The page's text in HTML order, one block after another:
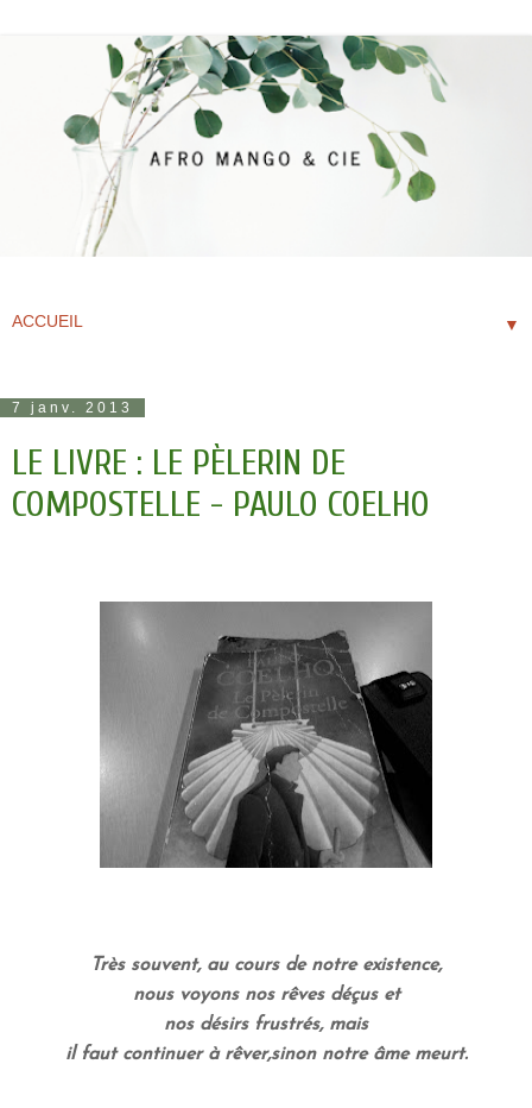
▼
7 janv. 2013
LE LIVRE : LE PÈLERIN DE
COMPOSTELLE - PAULO COELHO
Très souvent, au cours de notre existence,
nous voyons nos rêves déçus et
nos désirs frustrés, mais
il faut continuer à rêver,sinon notre âme meurt.